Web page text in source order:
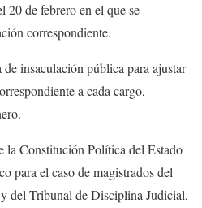
20 de febrero en el que se
correspondiente.
insaculación pública para ajustar
a cada cargo,
la Constitución Política del Estado
para el caso de magistrados del
del Tribunal de Disciplina Judicial,